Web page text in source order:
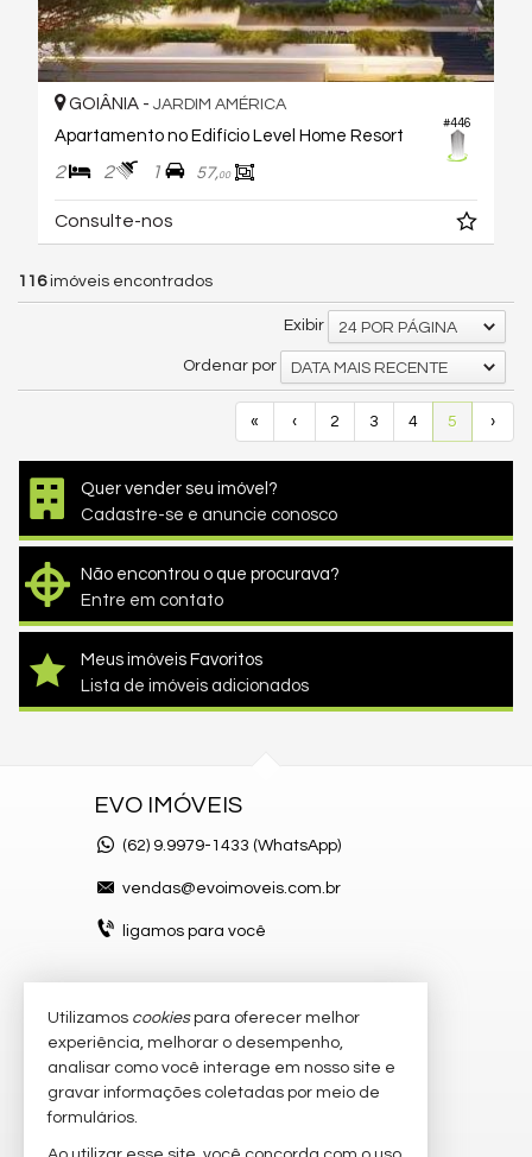
#446
GOIÂNIA - JARDIM AMÉRICA
Apartamento no Edifício Level Home Resort
2 2 1 57,00
Consulte-nos
116imóveis encontrados
Exibir 24 POR PÁGINA
Ordenar por DATA MAIS RECENTE
« ‹ 2 3 4 5 ›
Quer vender seu imóvel?
Cadastre-se e anuncie conosco
Não encontrou o que procurava?
Entre em contato
Meus imóveis Favoritos
Lista de imóveis adicionados
EVO IMÓVEIS
(62) 9.9979-1433 (WhatsApp)
vendas@evoimoveis.com.br
ligamos para você
VEJA MAIS
atendimento por WhatsApp
imóveis favoritos
Utilizamos cookiespara oferecer melhor
experiência, melhorar o desempenho,
analisar como você interage em nosso site e
gravar informações coletadas por meio de
formulários.